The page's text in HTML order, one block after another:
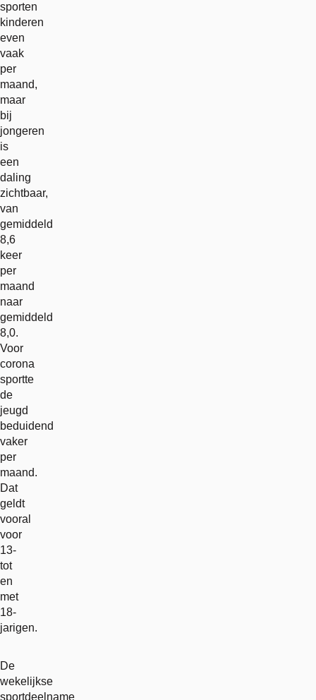
sporten
kinderen
even
vaak
per
maand,
maar
bij
jongeren
is
een
daling
zichtbaar,
van
gemiddeld
8,6
keer
per
maand
naar
gemiddeld
8,0.
Voor
corona
sportte
de
jeugd
beduidend
vaker
per
maand.
Dat
geldt
vooral
voor
13-
tot
en
met
18-
jarigen.
De
wekelijkse
sportdeelname